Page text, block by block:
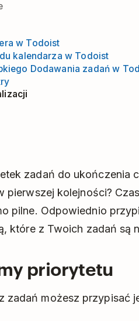
w Todoist
kalendarza w Todoist
Dodawania zadań w
zadań do ukończenia
pierwszej kolejności?
pilne. Odpowiednio
które z Twoich zadań są
priorytetu
zadań możesz przypisać